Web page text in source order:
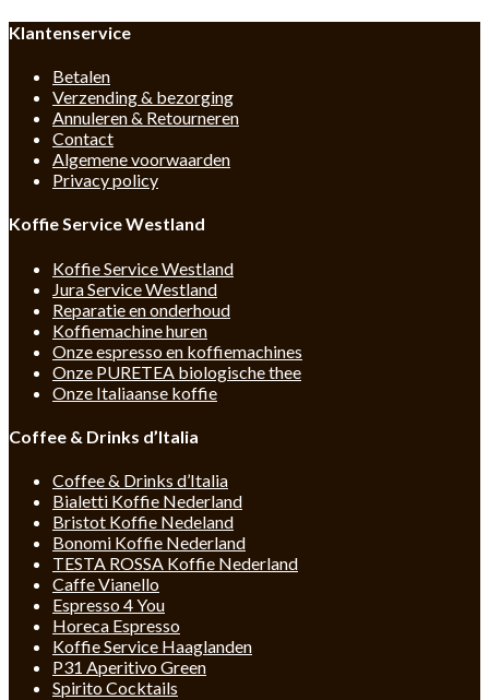
Klantenservice
Betalen
Verzending & bezorging
Annuleren & Retourneren
Contact
Algemene voorwaarden
Privacy policy
Koffie Service Westland
Koffie Service Westland
Jura Service Westland
Reparatie en onderhoud
Koffiemachine huren
Onze espresso en koffiemachines
Onze PURETEA biologische thee
Onze Italiaanse koffie
Coffee & Drinks d’Italia
Coffee & Drinks d’Italia
Bialetti Koffie Nederland
Bristot Koffie Nedeland
Bonomi Koffie Nederland
TESTA ROSSA Koffie Nederland
Caffe Vianello
Espresso 4 You
Horeca Espresso
Koffie Service Haaglanden
P31 Aperitivo Green
Spirito Cocktails